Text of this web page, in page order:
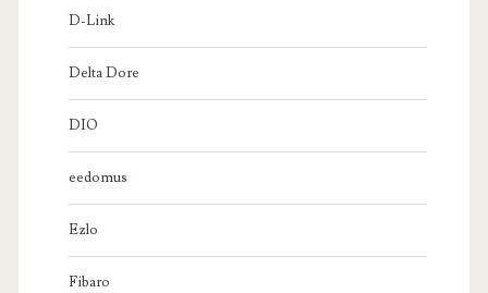
D-Link
Delta Dore
DIO
eedomus
Ezlo
Fibaro